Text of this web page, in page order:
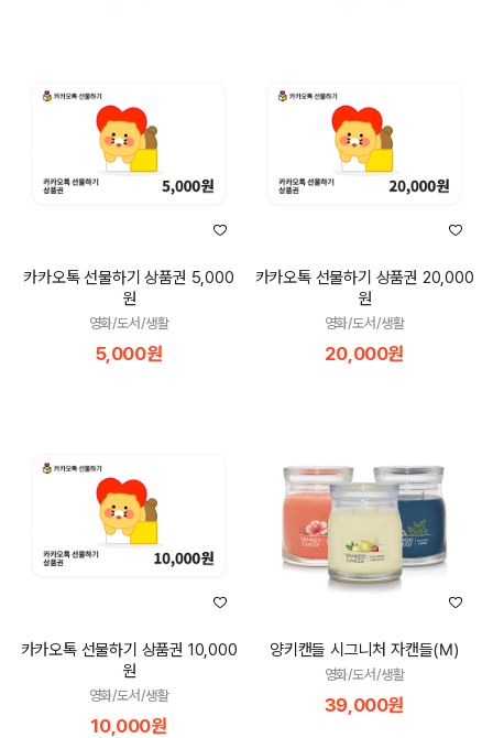
카카오톡 선물하기 상품권 5,000
원
영화/도서/생활
5,000원
카카오톡 선물하기 상품권 20,000
원
영화/도서/생활
20,000원
카카오톡 선물하기 상품권 10,000
원
영화/도서/생활
10,000원
양키캔들 시그니처 자캔들(M)
영화/도서/생활
39,000원